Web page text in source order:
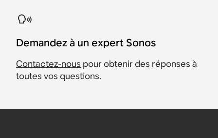
Demandez à un expert Sonos
Contactez-nous pour obtenir des réponses à
toutes vos questions.